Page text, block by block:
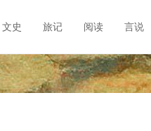
文史 旅记 阅读 言说